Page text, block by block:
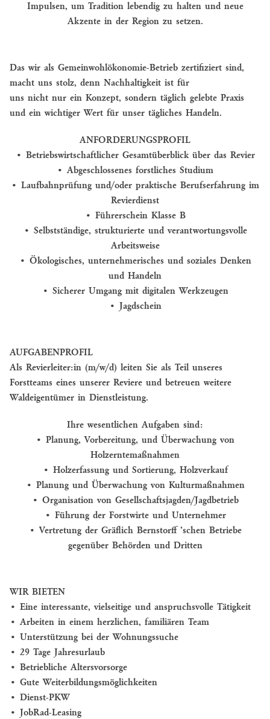
Impulsen, um Tradition lebendig zu halten und neue
Akzente in der Region zu setzen.
Das wir als Gemeinwohlökonomie-Betrieb zertifiziert sind,
macht uns stolz, denn Nachhaltigkeit ist für
uns nicht nur ein Konzept, sondern täglich gelebte Praxis
und ein wichtiger Wert für unser tägliches Handeln.
ANFORDERUNGSPROFIL
• Betriebswirtschaftlicher Gesamtüberblick über das Revier
• Abgeschlossenes forstliches Studium
• Laufbahnprüfung und/oder praktische Berufserfahrung im
Revierdienst
• Führerschein Klasse B
• Selbstständige, strukturierte und verantwortungsvolle
Arbeitsweise
• Ökologisches, unternehmerisches und soziales Denken
und Handeln
• Sicherer Umgang mit digitalen Werkzeugen
• Jagdschein
AUFGABENPROFIL
Als Revierleiter:in (m/w/d) leiten Sie als Teil unseres
Forstteams eines unserer Reviere und betreuen weitere
Waldeigentümer in Dienstleistung.
Ihre wesentlichen Aufgaben sind:
• Planung, Vorbereitung, und Überwachung von
Holzerntemaßnahmen
• Holzerfassung und Sortierung, Holzverkauf
• Planung und Überwachung von Kulturmaßnahmen
• Organisation von Gesellschaftsjagden/Jagdbetrieb
• Führung der Forstwirte und Unternehmer
• Vertretung der Gräflich Bernstorff ’schen Betriebe
gegenüber Behörden und Dritten
WIR BIETEN
• Eine interessante, vielseitige und anspruchsvolle Tätigkeit
• Arbeiten in einem herzlichen, familiären Team
• Unterstützung bei der Wohnungssuche
• 29 Tage Jahresurlaub
• Betriebliche Altersvorsorge
• Gute Weiterbildungsmöglichkeiten
• Dienst-PKW
• JobRad-Leasing